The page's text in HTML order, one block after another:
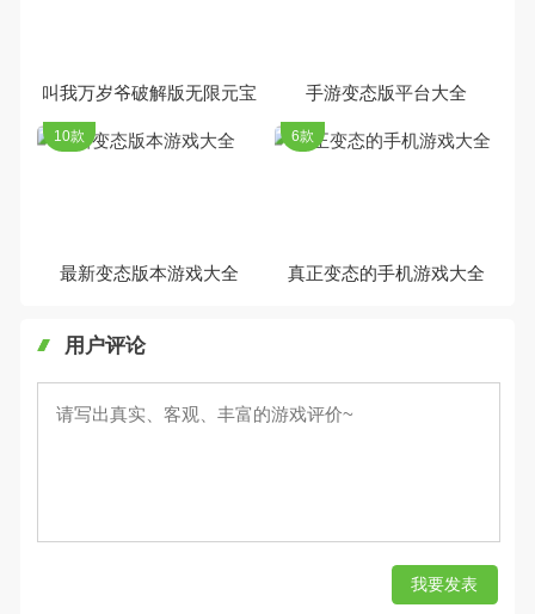
叫我万岁爷破解版无限元宝 手游变态版平台大全
最新变态版本游戏大全
10款
真正变态的手机游戏大全
6款
用户评论
我要发表